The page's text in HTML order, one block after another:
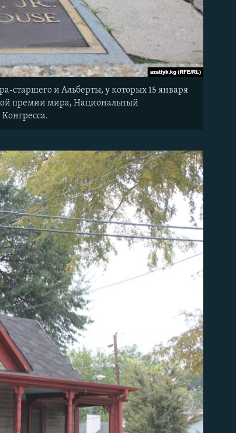
и Альберты, у которых 15 января
премии мира, Национальный